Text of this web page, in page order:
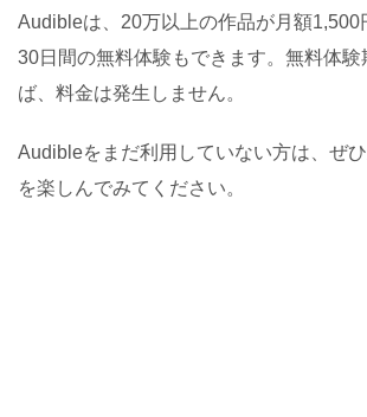
Audibleは、20万以上の作品が月額1,500
30日間の無料体験もできます。無料体
ば、料金は発生しません。
Audibleをまだ利用していない方は、ぜ
を楽しんでみてください。